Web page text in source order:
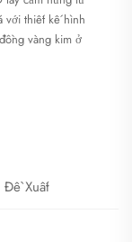
với thiết kế hình
vàng kim ở
Đề Xuất